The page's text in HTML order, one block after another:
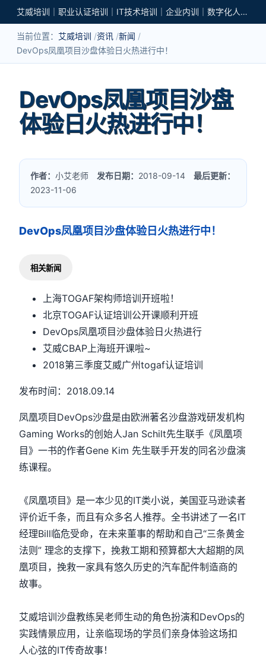
艾威培训｜职业认证培训｜IT技术培训｜企业内训｜数字化人才培养
当前位置： 艾威培训 资讯 新闻
DevOps凤凰项目沙盘体验日火热进行中！
DevOps凤凰项目沙盘
体验日火热进行中！
作者：小艾老师 发布日期： 2018-09-14最后更新：
2023-11-06
DevOps凤凰项目沙盘体验日火热进行中！
相关新闻
上海TOGAF架构师培训开班啦！
北京TOGAF认证培训公开课顺利开班
DevOps凤凰项目沙盘体验日火热进行
艾威CBAP上海班开课啦~
2018第三季度艾威广州togaf认证培训
发布时间：2018.09.14
凤凰项目DevOps沙盘是由欧洲著名沙盘游戏研发机构
Gaming Works的创始人Jan Schilt先生联手《凤凰项
目》一书的作者Gene Kim 先生联手开发的同名沙盘演
练课程。
《凤凰项目》是一本少见的IT类小说，美国亚马逊读者
评价近千条，而且有众多名人推荐。全书讲述了一名IT
经理Bill临危受命，在未来董事的帮助和自己“三条黄金
法则” 理念的支撑下，挽救工期和预算都大大超期的凤
凰项目，挽救一家具有悠久历史的汽车配件制造商的
故事。
艾威培训沙盘教练吴老师生动的角色扮演和DevOps的
实践情景应用，让亲临现场的学员们亲身体验这场扣
人心弦的IT传奇故事！